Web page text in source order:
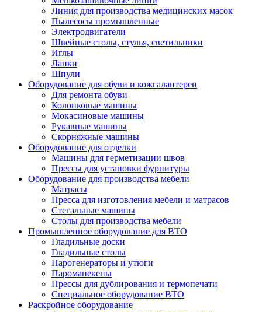
Линия для производства медицинских масок
Пылесосы промышленные
Электродвигатели
Швейные столы, стулья, светильники
Иглы
Лапки
Шпули
Оборудование для обуви и кожгалантереи
Для ремонта обуви
Колонковые машины
Мокасиновые машины
Рукавные машины
Скорняжные машины
Оборудование для отделки
Машины для герметизации швов
Прессы для установки фурнитуры
Оборудование для производства мебели
Матрасы
Пресса для изготовления мебели и матрасов
Стегальные машины
Столы для производства мебели
Промышленное оборудование для ВТО
Гладильные доски
Гладильные столы
Парогенераторы и утюги
Пароманекены
Прессы для дублирования и термопечати
Специальное оборудование ВТО
Раскройное оборудование